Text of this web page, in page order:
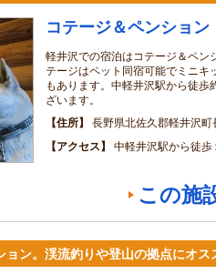
コテージ＆ペンショ
軽井沢での宿泊はコテージ＆ペン
テージはペット同宿可能でミニキ
もあります。中軽井沢駅から徒歩
ざいます。
住所
長野県北佐久郡軽井沢町
アクセス
中軽井沢駅から徒歩
この施
ョン。渓流釣りや登山の拠点にオス